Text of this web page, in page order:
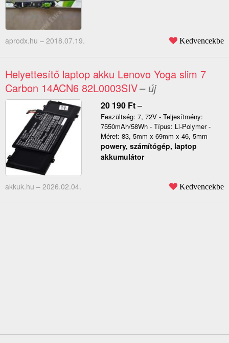
aprodx.hu – 2018.07.19. Kedvencekbe
Helyettesítő laptop akku Lenovo Yoga slim 7
Carbon 14ACN6 82L0003SIV– új
20 190 Ft–
Feszültség: 7, 72V - Teljesítmény:
7550mAh/58Wh - Típus: Li-Polymer -
Méret: 83, 5mm x 69mm x 46, 5mm
powery, számítógép, laptop
akkumulátor
akkuk.hu – 2026.02.04. Kedvencekbe